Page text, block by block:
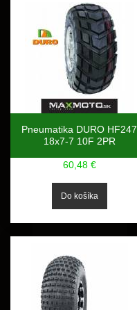
Pneumatika DURO HF247
18x7-7 10F 2PR
60,48 €